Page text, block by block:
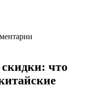
что